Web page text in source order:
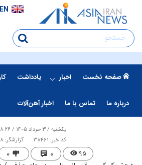
EN
صفحه نخست اخبار یادداشت
درباره ما تماس با ما اخبار آهن‌آلات
یکشنبه / ۳ خرداد ۱۴۰۵ / ۰۸:۲۶
کد خبر: 38461
گزارشگر: 548
۹۵ ۰ ۰